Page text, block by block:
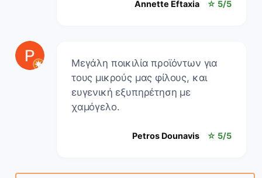
Annette Eftaxia ☆ 5/5
Μεγάλη ποικιλία προϊόντων για
τους μικρούς μας φίλους, και
ευγενική εξυπηρέτηση με
χαμόγελο.
Petros Dounavis ☆ 5/5